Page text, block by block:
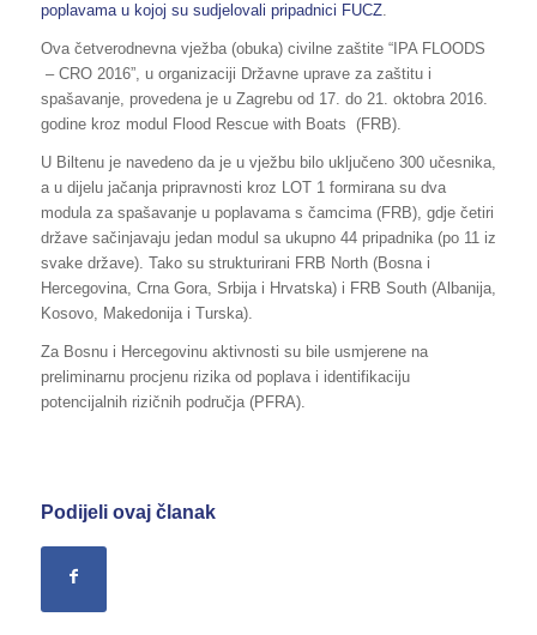
poplavama u kojoj su sudjelovali pripadnici FUCZ.
Ova četverodnevna vježba (obuka) civilne zaštite “IPA FLOODS
– CRO 2016”, u organizaciji Državne uprave za zaštitu i
spašavanje, provedena je u Zagrebu od 17. do 21. oktobra 2016.
godine kroz modul Flood Rescue with Boats (FRB).
U Biltenu je navedeno da je u vježbu bilo uključeno 300 učesnika,
a u dijelu jačanja pripravnosti kroz LOT 1 formirana su dva
modula za spašavanje u poplavama s čamcima (FRB), gdje četiri
države sačinjavaju jedan modul sa ukupno 44 pripadnika (po 11 iz
svake države). Tako su strukturirani FRB North (Bosna i
Hercegovina, Crna Gora, Srbija i Hrvatska) i FRB South (Albanija,
Kosovo, Makedonija i Turska).
Za Bosnu i Hercegovinu aktivnosti su bile usmjerene na
preliminarnu procjenu rizika od poplava i identifikaciju
potencijalnih rizičnih područja (PFRA).
Podijeli ovaj članak